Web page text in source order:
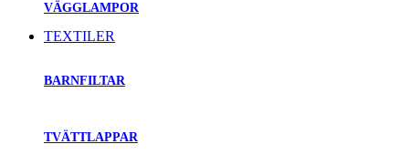
VÄGGLAMPOR
TEXTILER
BARNFILTAR
TVÄTTLAPPAR